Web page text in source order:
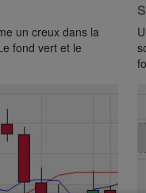
un creux dans la
fond vert et le